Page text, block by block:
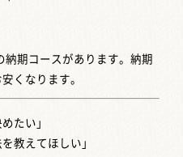
期コースがあります。納期
くなります。
たい」
教えてほしい」